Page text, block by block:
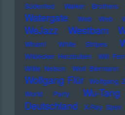
Südenfed
Walker Brothers
Watergate Web Web
WeJazz Westbam
Wham!
White Stripes
Wildecker Herzbuben Will
Willie Nelson
Wolf Biermann
Wolfgang Flür Wolfgang
World Party
Wu-
Deutschland
X-Ray Spex